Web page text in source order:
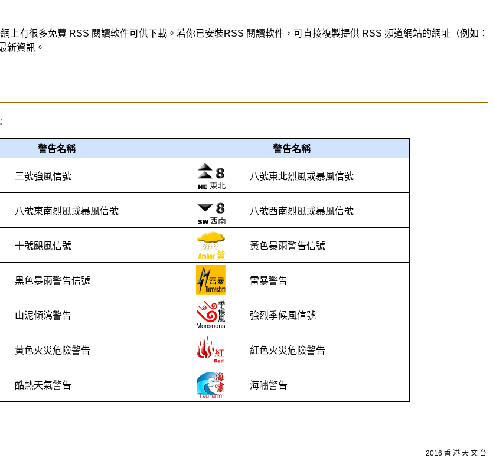
有很多免費 RSS 閱讀軟件可供下載。若你已安裝RSS 閱讀軟件，可直接複製提供 RSS 頻道網站的網址（例如：
新資訊。
警告名稱 警告名稱
三號強風信號 八號東北烈風或暴風信號
八號東南烈風或暴風信號 八號西南烈風或暴風信號
十號颶風信號 黃色暴雨警告信號
黑色暴雨警告信號 雷暴警告
山泥傾瀉警告 強烈季候風信號
黃色火災危險警告 紅色火災危險警告
酷熱天氣警告 海嘯警告
2016 香 港 天 文 台